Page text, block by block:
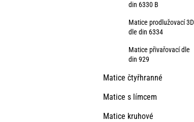
din 6330 B
Matice prodlužovací 3D
dle din 6334
Matice přivařovací dle
din 929
Matice čtyřhranné
Matice s límcem
Matice kruhové